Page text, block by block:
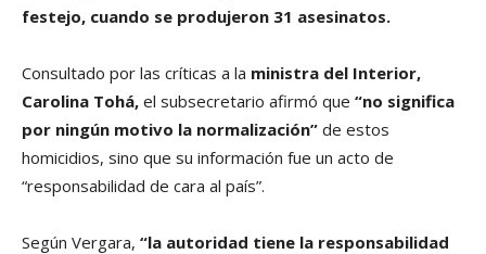
festejo, cuando se produjeron 31 asesinatos.
Consultado por las críticas a la ministra del Interior,
Carolina Tohá, el subsecretario afirmó que “no significa
por ningún motivo la normalización” de estos
homicidios, sino que su información fue un acto de
“responsabilidad de cara al país”.
Según Vergara, “la autoridad tiene la responsabilidad